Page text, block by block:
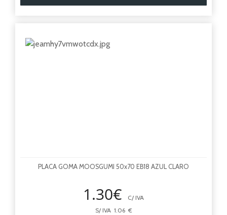
PLACA GOMA MOOSGUMI 50x70 EB18 AZUL CLARO
1.30€
C/ IVA
S/ IVA 1.06 €